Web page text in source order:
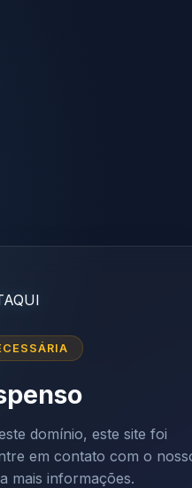
domínio, este site foi
em contato com o
mais informações.